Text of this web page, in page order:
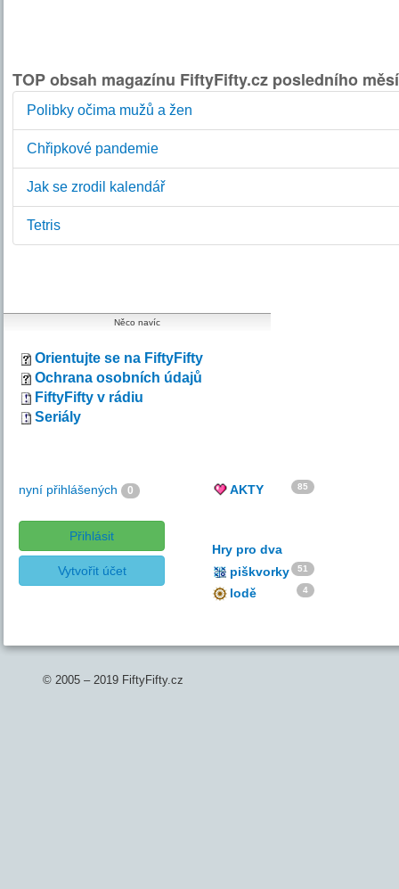
TOP obsah magazínu FiftyFifty.cz posledního
Polibky očima mužů a žen
Chřipkové pandemie
Jak se zrodil kalendář
Tetris
Něco navíc
Orientujte se na FiftyFifty
Ochrana osobních údajů
FiftyFifty v rádiu
Seriály
nyní přihlášených 0
Přihlásit
Vytvořit účet
AKTY 85
Hry pro dva
piškvorky
51
lodě 4
© 2005 – 2019 FiftyFifty.cz